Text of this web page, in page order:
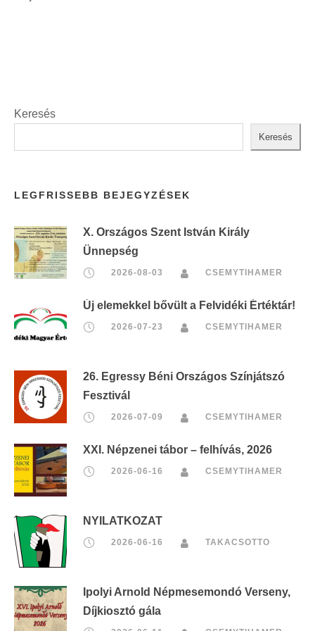
Keresés
Keresés
LEGFRISSEBB BEJEGYZÉSEK
X. Országos Szent István Király
Ünnepség
2026-08-03 CSEMYTIHAMER
Új elemekkel bővült a Felvidéki Értéktár!
2026-07-23 CSEMYTIHAMER
26. Egressy Béni Országos Színjátszó
Fesztivál
2026-07-09 CSEMYTIHAMER
XXI. Népzenei tábor – felhívás, 2026
2026-06-16 CSEMYTIHAMER
NYILATKOZAT
2026-06-16 TAKACSOTTO
Ipolyi Arnold Népmesemondó Verseny,
Díjkiosztó gála